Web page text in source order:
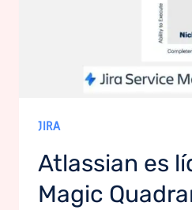
JIRA
Atlassian es
Magic